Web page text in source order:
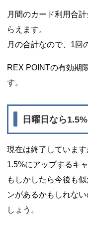
月間のカード利用合
らえます。
月の合計なので、1回
REX POINTの有効期
す。
日曜日なら1.5%
現在は終了していま
1.5%にアップするキ
もしかしたら今後も
ンがあるかもしれな
しょう。